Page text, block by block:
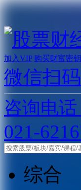
加入VIP 购买财富密钥
微信扫
咨询电话
021-
综合